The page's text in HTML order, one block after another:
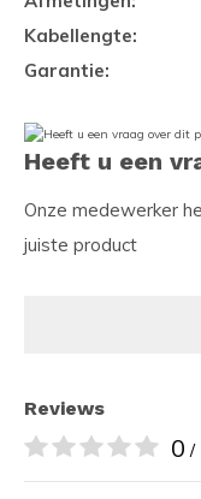
Kabellengte:
Garantie:
Heeft u een
Onze medewerker
juiste product
Reviews
0 /